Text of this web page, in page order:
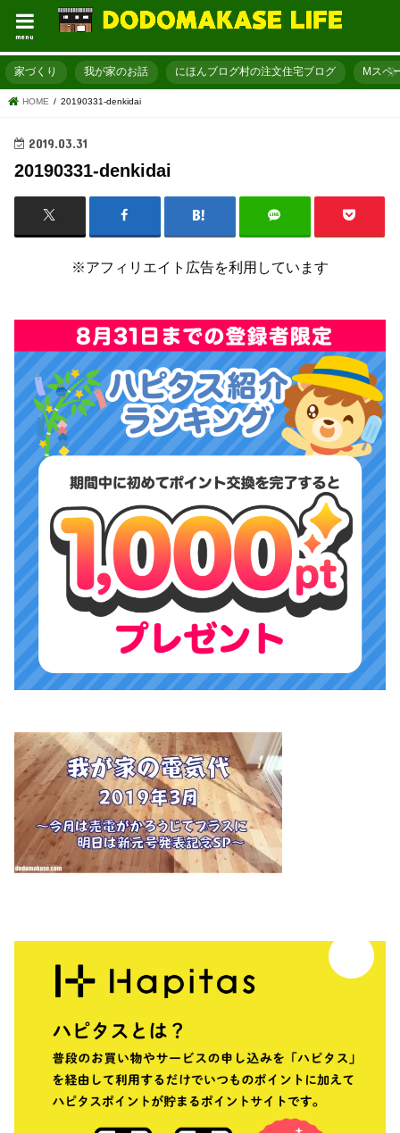
menu
家づくり 我が家のお話 にほんブログ村の注文住宅ブログ Mスペ
HOME 20190331-denkidai
2019.03.31
20190331-denkidai
※アフィリエイト広告を利用しています